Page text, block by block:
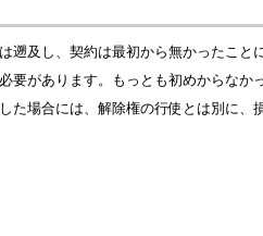
遡及し、契約は最初から無かったこと
要があります。もっとも初めからなか
た場合には、解除権の行使とは別に、